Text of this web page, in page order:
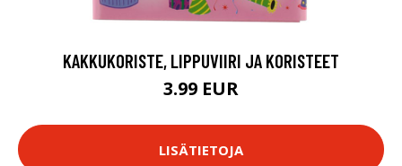
KAKKUKORISTE, LIPPUVIIRI JA KORISTEET
3.99 EUR
LISÄTIETOJA